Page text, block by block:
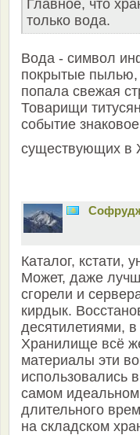
Главное, что
только вода.
Вода - символ
покрытые пылью,
попала свежая
Товарищи
событие
существующих в
Каталог, кстати,
Может, даже
сгорели и
кирдык.
десятилетиями,
Хранилище всё
материалы эти
использовались
самом идеальном
длительного
на складском